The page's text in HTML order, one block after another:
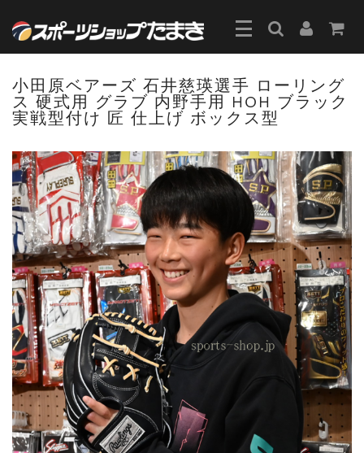
小田原ベアーズ 石井慈瑛選手 ローリング
ス 硬式用 グラブ 内野手用 HOH ブラック
実戦型付け 匠 仕上げ ボックス型